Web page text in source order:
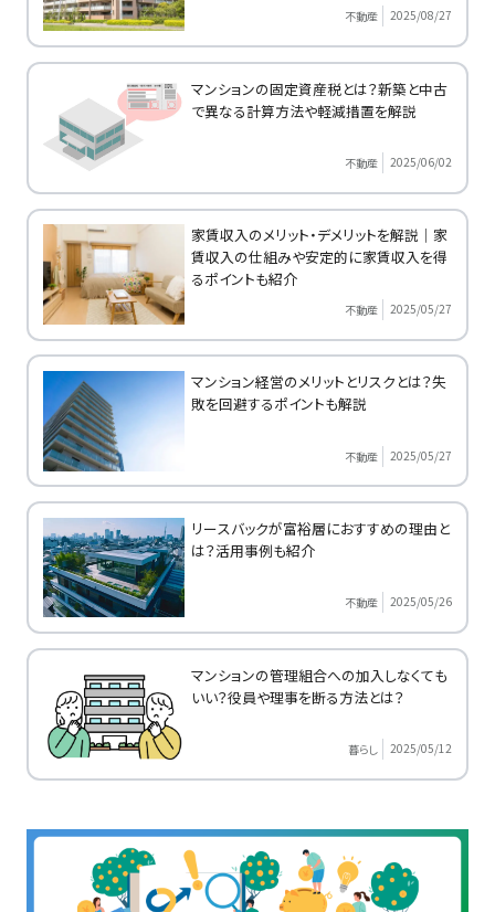
不動産 2025/08/27
マンションの固定資産税とは？新築と中古
で異なる計算方法や軽減措置を解説
不動産 2025/06/02
家賃収入のメリット・デメリットを解説｜家
賃収入の仕組みや安定的に家賃収入を得
るポイントも紹介
不動産 2025/05/27
マンション経営のメリットとリスクとは？失
敗を回避するポイントも解説
不動産 2025/05/27
リースバックが富裕層におすすめの理由と
は？活用事例も紹介
不動産 2025/05/26
マンションの管理組合への加入しなくても
いい？役員や理事を断る方法とは？
暮らし 2025/05/12